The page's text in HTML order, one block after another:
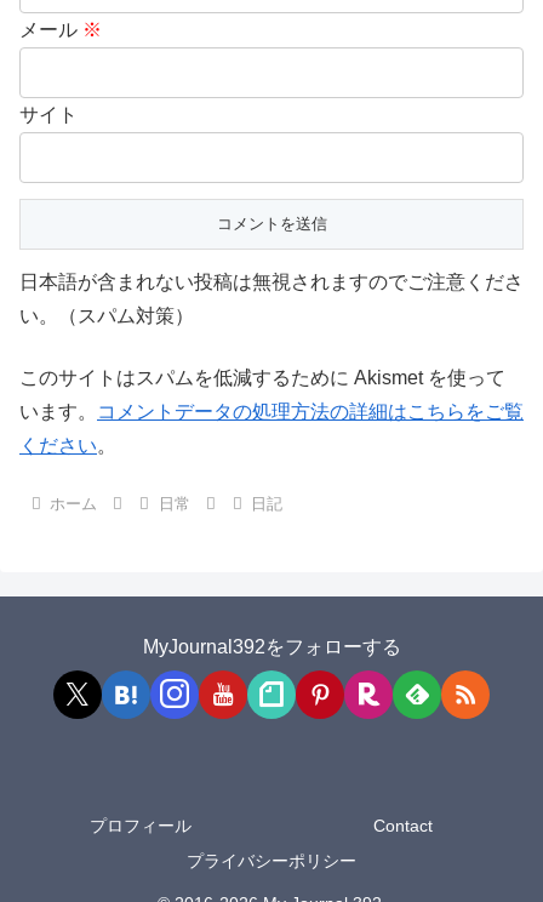
メール ※
サイト
日本語が含まれない投稿は無視されますのでご注意くださ
い。（スパム対策）
このサイトはスパムを低減するために Akismet を使って
います。
コメントデータの処理方法の詳細はこちらをご覧
ください。
ホーム 日常 日記
MyJournal392をフォローする
プロフィール
Contact
プライバシーポリシー